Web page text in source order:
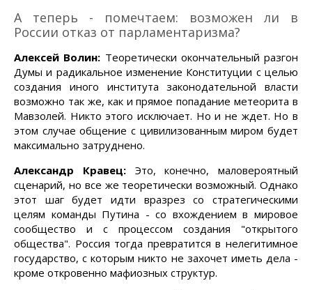
А теперь - помечтаем: возможен ли в
России отказ от парламентаризма?
Алексей Волин: Теоретически окончательный разгон
Думы и радикальное изменение Конституции с целью
создания иного института законодательной власти
возможно так же, как и прямое попадание метеорита в
Мавзолей. Никто этого исключает. Но и не ждет. Но в
этом случае общение с цивилизованным миром будет
максимально затруднено.
Александр Кравец:Это, конечно, маловероятный
сценарий, но все же теоретически возможный. Однако
этот шаг будет идти вразрез со стратегическими
целям команды Путина - со вхождением в мировое
сообщество и с процессом создания "открытого
общества". Россия тогда превратится в нелегитимное
государство, с которым никто не захочет иметь дела -
кроме откровенно мафиозных структур.